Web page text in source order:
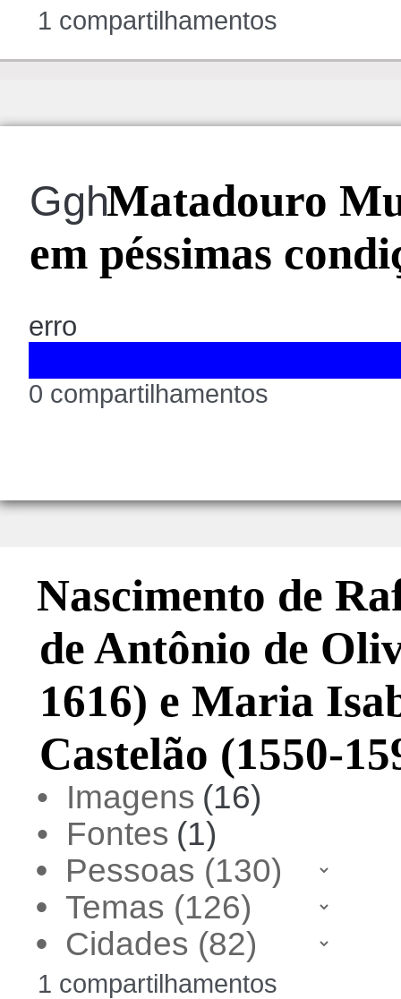
1 compartilhamentos
GghMatadouro
em péssimas
erro
0 compartilhamentos
Nascimento de
de Antônio de
1616) e Maria
Castelão (1550-
• Imagens(16)
• Fontes(1)
•
•
•
1 compartilhamentos